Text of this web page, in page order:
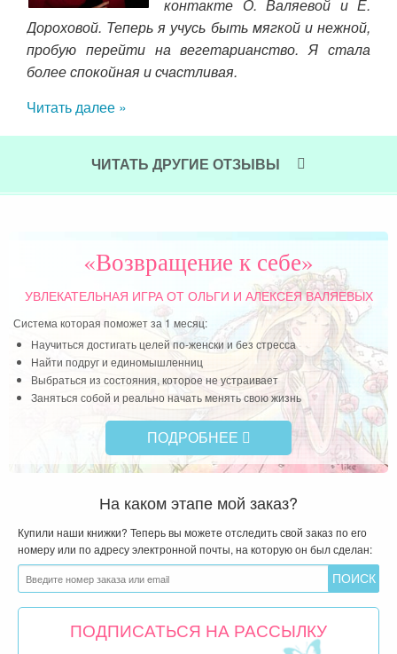
контакте О. Валяевой и Е.
Дороховой. Теперь я учусь быть мягкой и нежной,
пробую перейти на вегетарианство. Я стала
более спокойная и счастливая.
Читать далее »
ЧИТАТЬ ДРУГИЕ ОТЗЫВЫ
«Возвращение к себе»
УВЛЕКАТЕЛЬНАЯ ИГРАОТ ОЛЬГИ И АЛЕКСЕЯ ВАЛЯЕВЫХ
Система которая поможет за 1 месяц:
Научиться достигать целей по-женски и без стресса
Найти подруг и единомышленниц
Выбраться из состояния, которое не устраивает
Заняться собой и реально начать менять свою жизнь
ПОДРОБНЕЕ
На каком этапе мой заказ?
Купили наши книжки? Теперь вы можете отследить свой заказ по его
номеру или по адресу электронной почты, на которую он был сделан:
ПОДПИСАТЬСЯ НА РАССЫЛКУ